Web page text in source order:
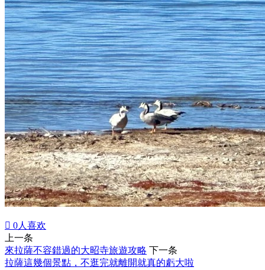
 0人喜欢
上一条
來拉薩不容錯過的大昭寺旅遊攻略 下一条
拉薩這幾個景點，不逛完就離開就真的虧大啦